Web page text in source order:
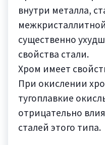
внутри металла,
существенно
свойства стали.
Хром имеет
При окислении
тугоплавкие
отрицательно
сталей этого типа.